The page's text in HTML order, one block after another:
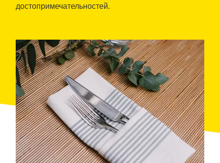
достопримечательностей.